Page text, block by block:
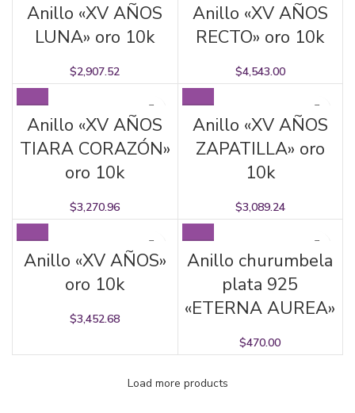
Anillo «XV AÑOS
LUNA» oro 10k
$2,907.52
Anillo «XV AÑOS
RECTO» oro 10k
$4,543.00
Anillo «XV AÑOS
TIARA CORAZÓN»
oro 10k
$3,270.96
Anillo «XV AÑOS
ZAPATILLA» oro
10k
$3,089.24
Anillo «XV AÑOS»
oro 10k
$3,452.68
Anillo churumbela
plata 925
«ETERNA AUREA»
$470.00
Load more products